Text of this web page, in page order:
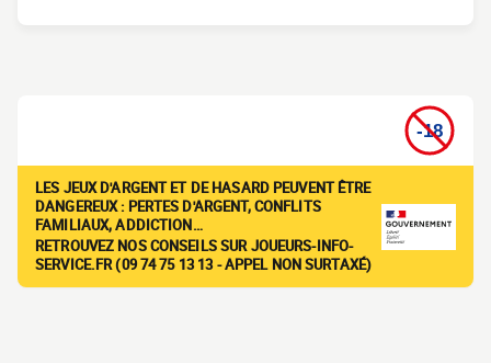
LES JEUX D'ARGENT ET DE HASARD PEUVENT ÊTRE
DANGEREUX : PERTES D'ARGENT, CONFLITS
FAMILIAUX, ADDICTION…
RETROUVEZ NOS CONSEILS SUR JOUEURS-INFO-
SERVICE.FR (09 74 75 13 13 - APPEL NON SURTAXÉ)